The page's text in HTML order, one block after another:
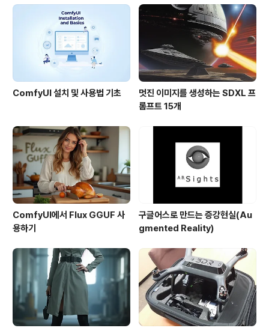
이 아니라, 어떠한 천체(예 : 고양이눈 성운(Cat's Eye Ne
bular))가 어떠한 원인으로 현재의 모습을 갖게되었는지를
분석해 주는 내용이라서 상당히 볼만 합니다. 이와 ..
ComfyUI 설치 및 사용법 기초
멋진 이미지를 생성하는 SDXL 프
롬프트 15개
ComfyUI에서 Flux GGUF 사
용하기
구글어스로 만드는 증강현실(Au
gmented Reality)